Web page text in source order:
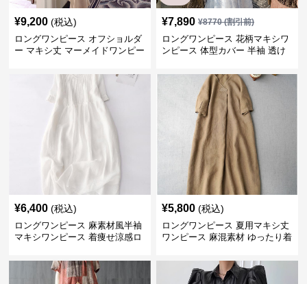
¥9,200 (税込)
ロングワンピース オフショルダ
ー マキシ丈 マーメイドワンピー
¥7,890 ¥8770(割引前)
ロングワンピース 花柄マキシワ
ンピース 体型カバー 半袖 透け
¥6,400 (税込)
ロングワンピース 麻素材風半袖
マキシワンピース 着痩せ涼感ロ
¥5,800 (税込)
ロングワンピース 夏用マキシ丈
ワンピース 麻混素材 ゆったり着